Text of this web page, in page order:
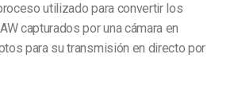
utilizado para convertir los
capturados por una cámara en
para su transmisión en directo por